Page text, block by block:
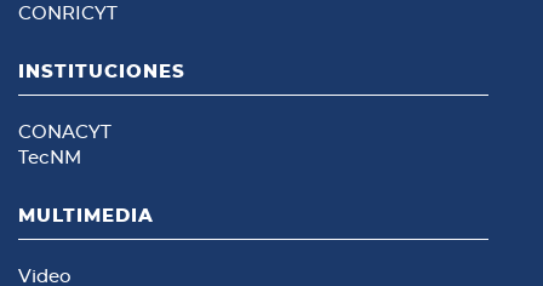
CONRICYT
INSTITUCIONES
CONACYT
TecNM
MULTIMEDIA
Video